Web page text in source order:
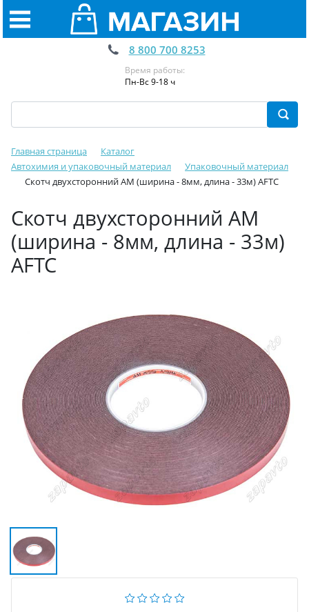
8 800 700 8253
Время работы:
Пн-Вс 9-18 ч
Главная страница
Каталог
Автохимия и упаковочный материал
Упаковочный материал
Скотч двухсторонний AМ (ширина - 8мм, длина - 33м) AFTC
Скотч двухсторонний AМ
(ширина - 8мм, длина - 33м)
AFTC